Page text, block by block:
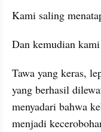
Kami saling
Dan kemudian
Tawa yang keras,
yang berhasil
menyadari bahwa
menjadi